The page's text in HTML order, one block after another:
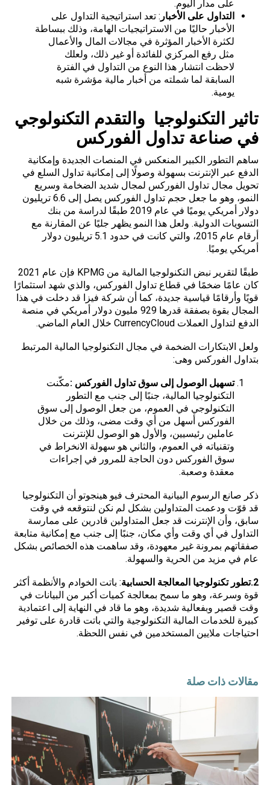
على مدار اليوم.
التداول على الأخبار : تعد استراتيجية التداول على
الأخبار حاليًا من الاستراتيجيات الهامة، وذلك ببساطة
لكثرة الأخبار المؤثرة في مجالات المال والأعمال
مثل رفع المركزي للفائدة أو غير ذلك، ولعلك
لاحظت انتشار هذا النوع من التداول في الفترة
السابقة لما شملته من أخبار مالية مؤشرة شبه
يومية.
تاثير التكنولوجيا والتقدم التكنولوجي
في صناعة تداول الفوركس
ساهم التطور الكبير المنعكس في المنصات الجديدة وإمكانية
الدفع عبر الإنترنت بسهولة وصولًا إلى إمكانية تداول السلع في
تحويل مجال تداول الفوركس لمجال شديد الضخامة وسريع
النمو، وهو ما جعل حجم تداول الفوركس يصل إلى 6.6 تريليون
دولار أمريكي يوميًا في عام 2019 طبقًا لدراسة من بنك
التسويات الدولية. ولعل هذا النمو يظهر جليًا عن المقارنة مع
أرقام عام 2015، والتي كانت في حدود 5.1 تريليون دولار
أمريكي يوميًا.
طبقًا لتقرير نبض التكنولوجيا المالية من KPMG فإن عام 2021
كان عامًا ضخمًا في قطاع تداول الفوركس، والذي شهد استثمارًا
قويًا وأرقامًا قياسية جديدة، كما أن شركة فيزا قد دخلت في هذا
المجال بقوة بصفقة قدرها 929 مليون دولار أمريكي في منصة
الدفع لتداول العملات CurrencyCloud خلال العام الماضي.
ولعل الابتكارات الضخمة في مجال التكنولوجيا المالية المرتبط
بتداول الفوركس وهى:
تسهيل الوصول إلى سوق تداول الفوركس :مكّنت
التكنولوجيا المالية، جنبًا إلى جنب مع التطور
التكنولوجي في العموم، من جعل الوصول إلى سوق
الفوركس أسهل من أي وقت مضى، وذلك من خلال
عاملين رئيسيين، والأول هو الوصول للإنترنت
وتقنياته في العموم، والثاني هو سهولة الانخراط في
سوق الفوركس دون الحاجة للمرور في إجراءات
معقدة وصعبة.
ذكر صانع الرسوم البيانية المحترف فيو هينجوتو أن التكنولوجيا
قد قوّت ودعمت المتداولين بشكل لم نكن لنتوقعه في وقت
سابق، وأن الإنترنت قد جعل المتداولين قادرين على ممارسة
التداول في أي وقت وأي مكان، جنبًا إلى جنب مع إمكانية متابعة
صفقاتهم بمرونة غير معهودة، وقد ساهمت هذه الخصائص بشكل
عام في مزيد من الحرية والسهولة.
2.تطور تكنولوجيا المعالجة الحسابية
: باتت الخوادم والأنظمة أكثر
قوة وسرعة، وهو ما سمح بمعالجة كميات أكبر من البيانات في
وقت قصير وبفعالية شديدة، وهو ما قاد في النهاية إلى اعتمادية
كبيرة للخدمات المالية التكنولوجية والتي باتت قادرة على توفير
احتياجات ملايين المستخدمين في نفس اللحظة.
مقالات ذات صلة